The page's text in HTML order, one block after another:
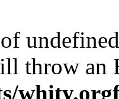
throw an